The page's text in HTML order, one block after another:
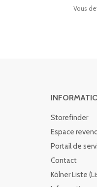
Vous
Storefinder
Espace
Portail de
Contact
Kölner Liste